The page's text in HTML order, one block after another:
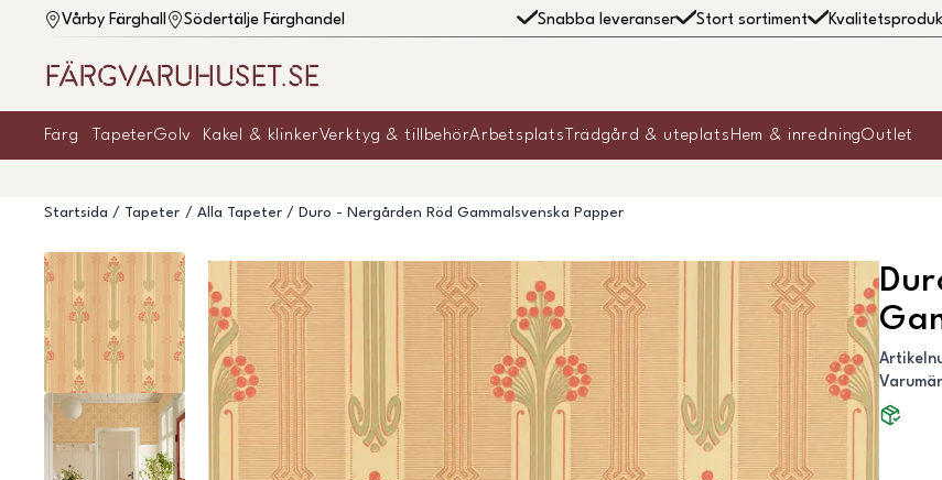
Vårby Färghall Södertälje Färghandel Snabba leveranser Stort sortiment
Färg TapeterGolv Kakel & klinkerVerktyg & tillbehörArbetsplats Trädgård & uteplats Hem & inredningOutlet
Startsida Tapeter Alla Tapeter Duro - Nergården Röd Gammalsvenska Papper